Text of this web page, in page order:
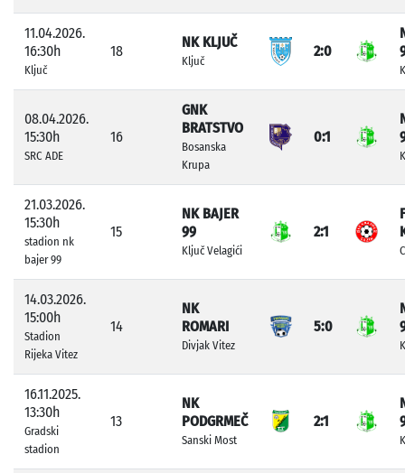
11.04.2026.
16:30h
Ključ
18
NK KLJUČ
Ključ
2:0
08.04.2026.
15:30h
SRC ADE
16
GNK
BRATSTVO
Bosanska
Krupa
0:1
21.03.2026.
15:30h
stadion nk
bajer 99
15
NK BAJER
99
Ključ Velagići
2:1
14.03.2026.
15:00h
Stadion
Rijeka Vitez
14
NK
ROMARI
Divjak Vitez
5:0
16.11.2025.
13:30h
Gradski
stadion
13
NK
PODGRMEČ
Sanski Most
2:1